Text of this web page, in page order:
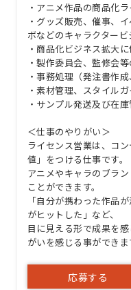
・アニメ作品の商品化
・グッズ販売、催事、
ボなどのキャラクター
・商品化ビジネス拡大
・製作委員会、監修会
・事務処理（発注書作
・素材管理、スタイル
・サンプル発送及び在
＜仕事のやりがい＞
ライセンス営業は、コ
値」をつける仕事です。
アニメやキャラのブラ
ことができます。
「自分が携わった作品
がヒットした」など、
目に見える形で成果を
がいを感じる事ができま
応募する